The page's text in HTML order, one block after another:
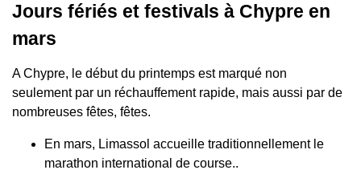
Jours fériés et festivals à Chypre en
mars
A Chypre, le début du printemps est marqué non
seulement par un réchauffement rapide, mais aussi par de
nombreuses fêtes, fêtes.
En mars, Limassol accueille traditionnellement le
marathon international de course..